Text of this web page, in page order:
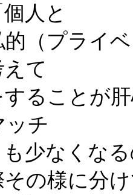
人と
（プライ
て
ることが
ッチ
少なくな
の様に分